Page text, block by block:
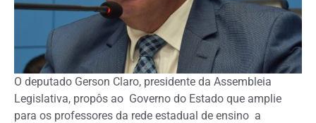
O deputado Gerson Claro, presidente da Assembleia
Legislativa, propôs ao Governo do Estado que amplie
para os professores da rede estadual de ensino a